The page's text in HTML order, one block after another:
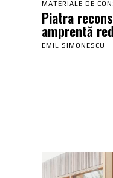
MATERIALE DE
Piatra
amprentă
EMIL SIMONESCU